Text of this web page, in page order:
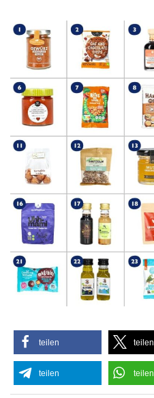
teilen teilen
teilen teilen